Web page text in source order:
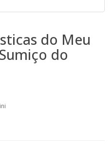
do Meu
do